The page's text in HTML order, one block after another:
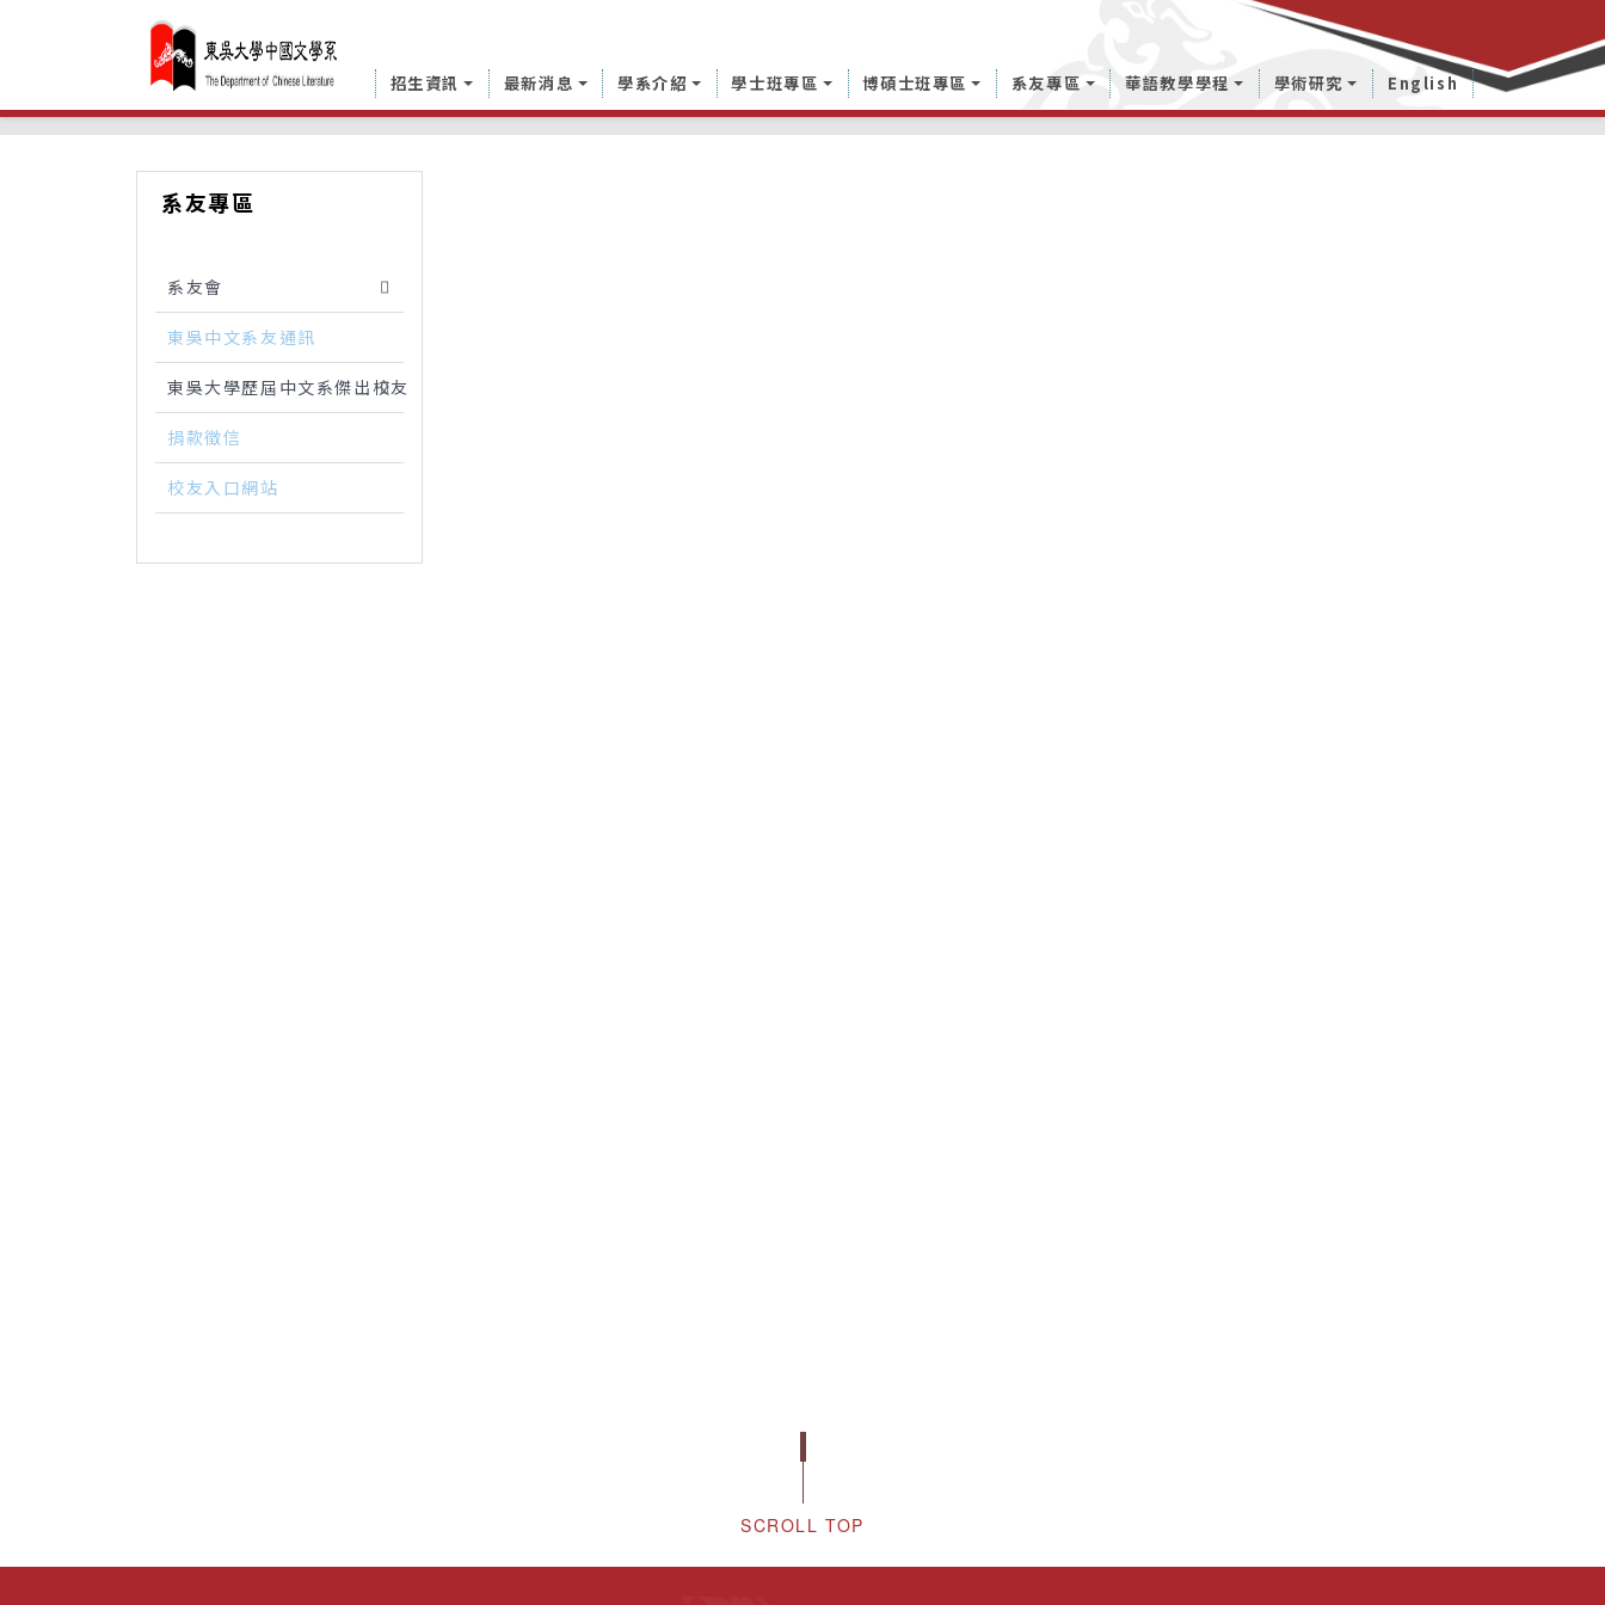
招生資訊 最新消息 學系介紹 學士班專區 博碩士班專區 系友專區 華語教學學程 學術研究 English
中國文學系 系友專區
系友專區
系友會
東吳中文系友通訊
東吳大學歷屆中文系傑出校友
捐款徵信
校友入口網站
SCROLL TOP